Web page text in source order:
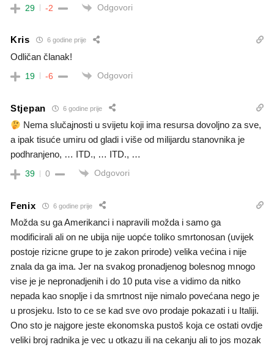
29 -2 Odgovori
Kris 6 godine prije
Odličan članak!
19 -6 Odgovori
Stjepan 6 godine prije
Nema slučajnosti u svijetu koji ima resursa dovoljno za sve,
a ipak tisuće umiru od gladi i više od milijardu stanovnika je
podhranjeno, … ITD., … ITD., …
39 0 Odgovori
Fenix 6 godine prije
Možda su ga Amerikanci i napravili možda i samo ga
modificirali ali on ne ubija nije uopće toliko smrtonosan (uvijek
postoje rizicne grupe to je zakon prirode) velika većina i nije
znala da ga ima. Jer na svakog pronadjenog bolesnog mnogo
vise je je nepronadjenih i do 10 puta vise a vidimo da nitko
nepada kao snoplje i da smrtnost nije nimalo povećana nego je
u prosjeku. Isto to ce se kad sve ovo prodaje pokazati i u Italiji.
Ono sto je najgore jeste ekonomska pustoš koja ce ostati ovdje
veliki broj radnika je vec u otkazu ili na cekanju ali to jos mozak